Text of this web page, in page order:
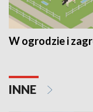
W ogrodzie i
INNE